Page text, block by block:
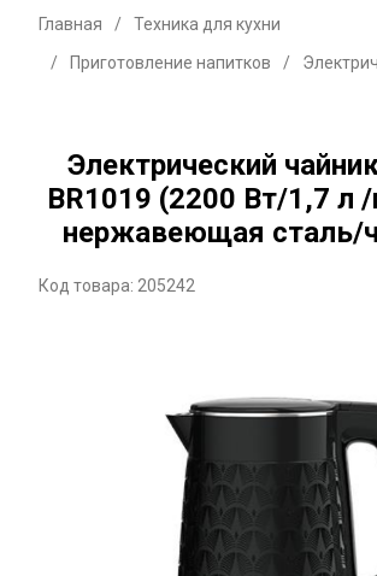
Главная /
Техника для кухни
/
Приготовление напитков /
Электрический
BR1019 (2200 Вт/1,7 л
нержавеющая сталь/
Код товара: 205242